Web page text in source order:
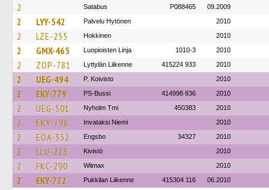
2 Satabus P088465 09.2009
2 LYY-542 Palvelu Hytönen 2010
2 LZE-255 Hokkinen 2010
2 GMX-465 Luopioisten Linja 1010-3 2010
2 ZOP-781 Lyttylän Liikenne 415224 933 2010
2 UEG-494 P. Koivisto 2010
2 EKY-779 PS-Bussi 414998 836 2010
2 UEG-501 Nyholm Tmi 450383 2010
2 EKY-798 Invataksi Niemi 2010
2 EOA-352 Engsbo 34327 2010
2 LLU-223 Kivistö 2010
2 FKC-290 Wiimax 2010
2 EKY-722 Pukkilan Liikenne 415304 116 06.2010